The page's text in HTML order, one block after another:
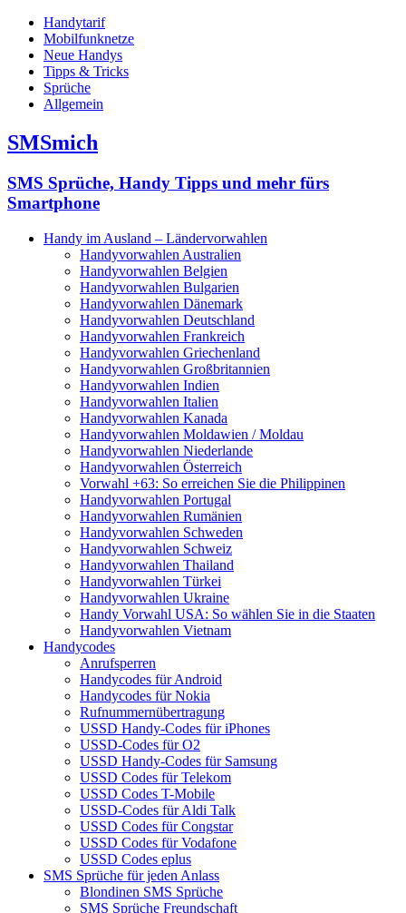
Handytarif
Mobilfunknetze
Neue Handys
Tipps & Tricks
Sprüche
Allgemein
SMSmich
SMS Sprüche, Handy Tipps und mehr fürs
Smartphone
Handy im Ausland – Ländervorwahlen
Handyvorwahlen Australien
Handyvorwahlen Belgien
Handyvorwahlen Bulgarien
Handyvorwahlen Dänemark
Handyvorwahlen Deutschland
Handyvorwahlen Frankreich
Handyvorwahlen Griechenland
Handyvorwahlen Großbritannien
Handyvorwahlen Indien
Handyvorwahlen Italien
Handyvorwahlen Kanada
Handyvorwahlen Moldawien / Moldau
Handyvorwahlen Niederlande
Handyvorwahlen Österreich
Vorwahl +63: So erreichen Sie die Philippinen
Handyvorwahlen Portugal
Handyvorwahlen Rumänien
Handyvorwahlen Schweden
Handyvorwahlen Schweiz
Handyvorwahlen Thailand
Handyvorwahlen Türkei
Handyvorwahlen Ukraine
Handy Vorwahl USA: So wählen Sie in die Staaten
Handyvorwahlen Vietnam
Handycodes
Anrufsperren
Handycodes für Android
Handycodes für Nokia
Rufnummernübertragung
USSD Handy-Codes für iPhones
USSD-Codes für O2
USSD Handy-Codes für Samsung
USSD Codes für Telekom
USSD Codes T-Mobile
USSD-Codes für Aldi Talk
USSD Codes für Congstar
USSD Codes für Vodafone
USSD Codes eplus
SMS Sprüche für jeden Anlass
Blondinen SMS Sprüche
SMS Sprüche Freundschaft